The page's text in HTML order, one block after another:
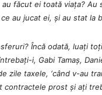
făcut ei toată viața? Au
au jucat ei, și au stat la
Încă odată, luați
i, Gabi Tamaș,
zile taxele, ‘când v-au
contractele prost și ați